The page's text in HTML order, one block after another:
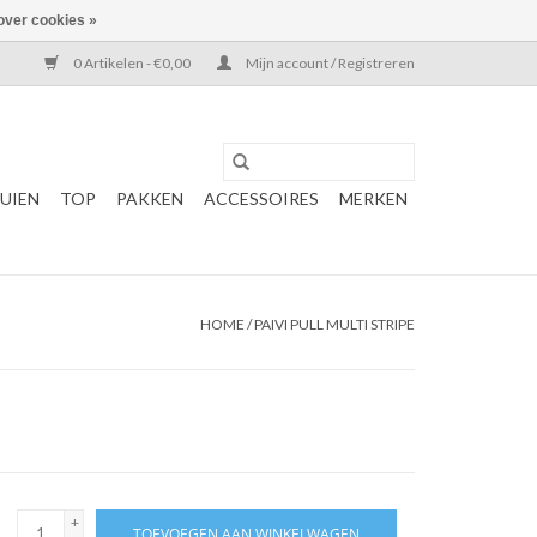
0 Artikelen - €0,00 Mijn account / Registreren
TOP PAKKEN ACCESSOIRES MERKEN
HOME /PAIVI PULL MULTI STRIPE
+
cookies »